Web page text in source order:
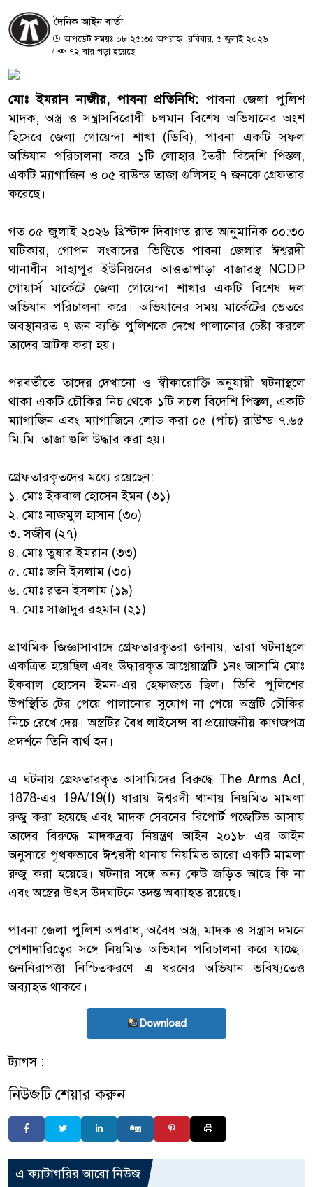
দৈনিক আইন বার্তা
আপডেট সময়ঃ ০৮:২৫:৩৫ অপরাহ্ন, রবিবার, ৫ জুলাই ২০২৬
/
৭২ বার পড়া হয়েছে
মোঃ ইমরান নাজীর, পাবনা প্রতিনিধি: পাবনা জেলা পুলিশ
মাদক, অস্ত্র ও সন্ত্রাসবিরোধী চলমান বিশেষ অভিযানের অংশ
হিসেবে জেলা গোয়েন্দা শাখা (ডিবি), পাবনা একটি সফল
অভিযান পরিচালনা করে ১টি লোহার তৈরী বিদেশি পিস্তল,
একটি ম্যাগাজিন ও ০৫ রাউন্ড তাজা গুলিসহ ৭ জনকে গ্রেফতার
করেছে।
‎গত ০৫ জুলাই ২০২৬ খ্রিস্টাব্দ দিবাগত রাত আনুমানিক ০০:৩০
ঘটিকায়, গোপন সংবাদের ভিত্তিতে পাবনা জেলার ঈশ্বরদী
থানাধীন সাহাপুর ইউনিয়নের আওতাপাড়া বাজারস্থ NCDP
গোয়ার্স মার্কেটে জেলা গোয়েন্দা শাখার একটি বিশেষ দল
অভিযান পরিচালনা করে। অভিযানের সময় মার্কেটের ভেতরে
অবস্থানরত ৭ জন ব্যক্তি পুলিশকে দেখে পালানোর চেষ্টা করলে
তাদের আটক করা হয়।
‎পরবর্তীতে তাদের দেখানো ও স্বীকারোক্তি অনুযায়ী ঘটনাস্থলে
থাকা একটি চৌকির নিচ থেকে ১টি সচল বিদেশি পিস্তল, একটি
ম্যাগাজিন এবং ম্যাগাজিনে লোড করা ০৫ (পাঁচ) রাউন্ড ৭.৬৫
মি.মি. তাজা গুলি উদ্ধার করা হয়।
‎গ্রেফতারকৃতদের মধ্যে রয়েছেন:
‎১. মোঃ ইকবাল হোসেন ইমন (৩১)
‎২. মোঃ নাজমুল হাসান (৩০)
‎৩. সজীব (২৭)
‎৪. মোঃ তুষার ইমরান (৩৩)
‎৫. মোঃ জনি ইসলাম (৩০)
‎৬. মোঃ রতন ইসলাম (১৯)
‎৭. মোঃ সাজাদুর রহমান (২১)
‎প্রাথমিক জিজ্ঞাসাবাদে গ্রেফতারকৃতরা জানায়, তারা ঘটনাস্থলে
একত্রিত হয়েছিল এবং উদ্ধারকৃত আগ্নেয়াস্ত্রটি ১নং আসামি মোঃ
ইকবাল হোসেন ইমন-এর হেফাজতে ছিল। ডিবি পুলিশের
উপস্থিতি টের পেয়ে পালানোর সুযোগ না পেয়ে অস্ত্রটি চৌকির
নিচে রেখে দেয়। অস্ত্রটির বৈধ লাইসেন্স বা প্রয়োজনীয় কাগজপত্র
প্রদর্শনে তিনি ব্যর্থ হন।
‎এ ঘটনায় গ্রেফতারকৃত আসামিদের বিরুদ্ধে The Arms Act,
1878-এর 19A/19(f) ধারায় ঈশ্বরদী থানায় নিয়মিত মামলা
রুজু করা হয়েছে এবং মাদক সেবনের রিপোর্ট পজেটিভ আসায়
তাদের বিরুদ্ধে মাদকদ্রব্য নিয়ন্ত্রণ আইন ২০১৮ এর আইন
অনুসারে পৃথকভাবে ঈশ্বরদী থানায় নিয়মিত আরো একটি মামলা
রুজু করা হয়েছে। ঘটনার সঙ্গে অন্য কেউ জড়িত আছে কি না
এবং অস্ত্রের উৎস উদ্ঘাটনে তদন্ত অব্যাহত রয়েছে।
‎পাবনা জেলা পুলিশ অপরাধ, অবৈধ অস্ত্র, মাদক ও সন্ত্রাস দমনে
পেশাদারিত্বের সঙ্গে নিয়মিত অভিযান পরিচালনা করে যাচ্ছে।
জননিরাপত্তা নিশ্চিতকরণে এ ধরনের অভিযান ভবিষ্যতেও
অব্যাহত থাকবে।
Download
ট্যাগস :
নিউজটি শেয়ার করুন
এ ক্যাটাগরির আরো নিউজ